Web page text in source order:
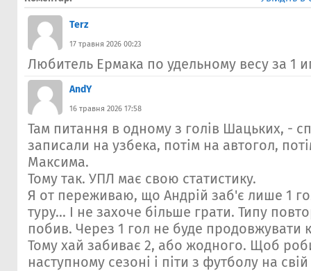
Terz
17 травня 2026 00:23
Любитель Ермака по удельному весу за 1
AndY
16 травня 2026 17:58
Там питання в одному з голів Шацьких, -
записали на узбека, потім на автогол,
Максима.
Тому так. УПЛ має свою статистику.
Я от переживаю, що Андрій заб'є лише 1
туру... І не захоче більше грати. Типу
побив. Через 1 гол не буде продовжувати
Тому хай забиває 2, або жодного. Щоб
наступному сезоні і піти з футболу на